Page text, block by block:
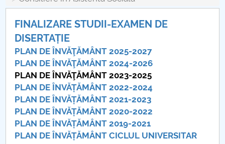
Nr. de telefon si adrese Facultăți
Admitere
Români de pretutindeni - ADMITERE
Senat
Facultăți
FINALIZARE STUDII-EXAMEN DE
DISERTAȚIE
PLAN DE ÎNVĂŢĂMÂNT 2025-2027
PLAN DE ÎNVĂŢĂMÂNT 2024-2026
PLAN DE ÎNVĂŢĂMÂNT 2023-2025
PLAN DE ÎNVĂȚĂMÂNT 2022-2024
PLAN DE ÎNVĂȚĂMÂNT 2021-2023
PLAN DE ÎNVĂȚĂMÂNT 2020-2022
PLAN DE ÎNVĂȚĂMÂNT 2019-2021
PLAN DE ÎNVĂȚĂMÂNT CICLUL UNIVERSITAR